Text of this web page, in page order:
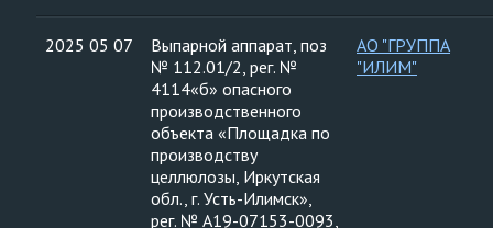
2025 05 07
Выпарной аппарат, поз
№ 112.01/2, рег. №
4114«б» опасного
производственного
объекта «Площадка по
производству
целлюлозы, Иркутская
обл., г. Усть-Илимск»,
рег. № А19-07153-0093,
АО "ГРУППА
"ИЛИМ"